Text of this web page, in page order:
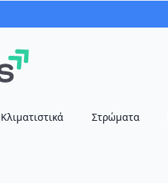
Κλιματιστικά Στρώματα